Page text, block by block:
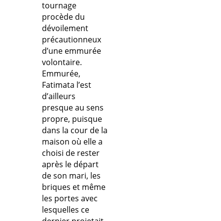
tournage
procède du
dévoilement
précautionneux
d’une emmurée
volontaire.
Emmurée,
Fatimata l’est
d’ailleurs
presque au sens
propre, puisque
dans la cour de la
maison où elle a
choisi de rester
après le départ
de son mari, les
briques et même
les portes avec
lesquelles ce